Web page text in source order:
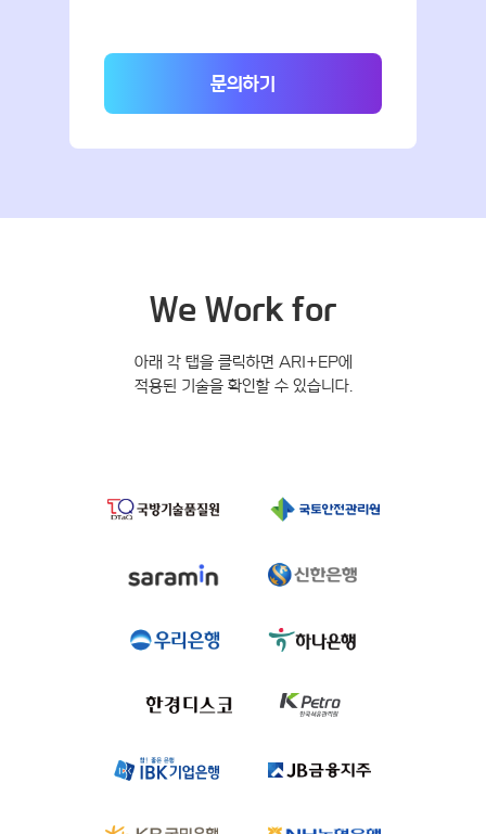
문의하기
We Work for
아래 각 탭을 클릭하면 ARI+EP에
적용된 기술을 확인할 수 있습니다.